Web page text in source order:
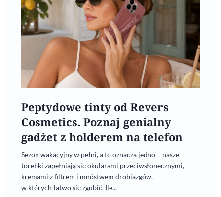
Peptydowe tinty od Revers
Cosmetics. Poznaj genialny
gadżet z holderem na telefon
Sezon wakacyjny w pełni, a to oznacza jedno – nasze
torebki zapełniają się okularami przeciwsłonecznymi,
kremami z filtrem i mnóstwem drobiazgów,
w których łatwo się zgubić. Ile...